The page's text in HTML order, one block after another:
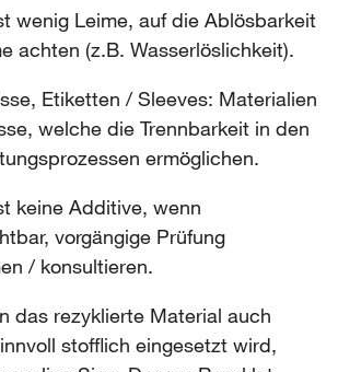
wenig Leime, auf die Ablösbarkeit
achten (z.B. Wasserlöslichkeit).
Etiketten / Sleeves: Materialien
welche die Trennbarkeit in den
ermöglichen.
keine Additive, wenn
vorgängige Prüfung
/ konsultieren.
das rezyklierte Material auch
stofflich eingesetzt wird,